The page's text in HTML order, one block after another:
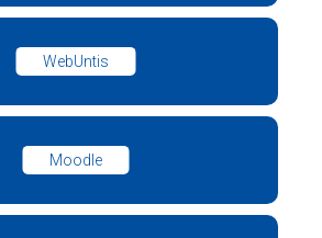
WebUntis
Moodle